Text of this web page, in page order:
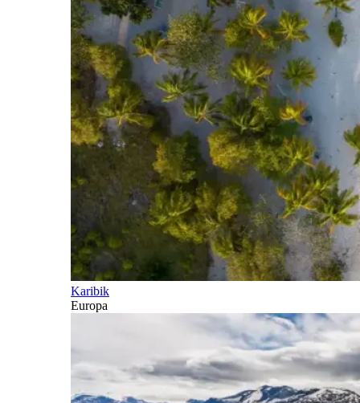
Karibik
Europa